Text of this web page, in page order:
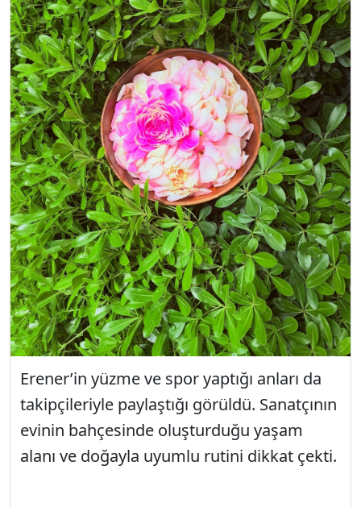
Erener’in yüzme ve spor yaptığı anları da
takipçileriyle paylaştığı görüldü. Sanatçının
evinin bahçesinde oluşturduğu yaşam
alanı ve doğayla uyumlu rutini dikkat çekti.